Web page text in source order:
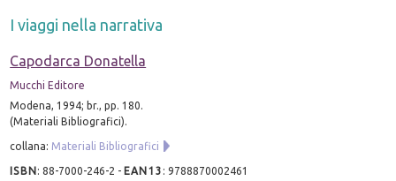
I viaggi nella narrativa
Capodarca Donatella
Mucchi Editore
Modena, 1994; br., pp. 180.
(Materiali Bibliografici).
collana: Materiali Bibliografici
ISBN:88-7000-246-2 - EAN13 :9788870002461